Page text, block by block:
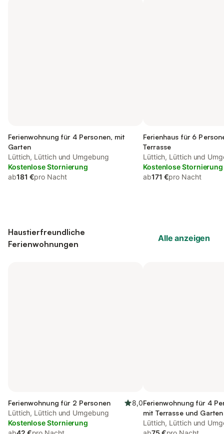
Ferienwohnung für 4 Personen, mit
Garten
Lüttich, Lüttich und Umgebung
Kostenlose Stornierung
ab181 €pro Nacht
Ferienhaus für 6
Terrasse
Lüttich, Lüttich und
Kostenlose Stornierung
ab171 €pro Nacht
Haustierfreundliche
Ferienwohnungen
Alle anzeigen
Ferienwohnung für 2 Personen
8,0
Lüttich, Lüttich und Umgebung
Kostenlose Stornierung
Ferienwohnung für 4
mit Terrasse und
Ausblick
Lüttich, Lüttich und